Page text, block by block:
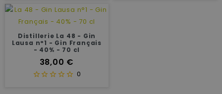
Distillerie La 48 - Gin
Lausa n°1 - Gin Français
- 40% - 70 cl
Prix
38,00 €
0